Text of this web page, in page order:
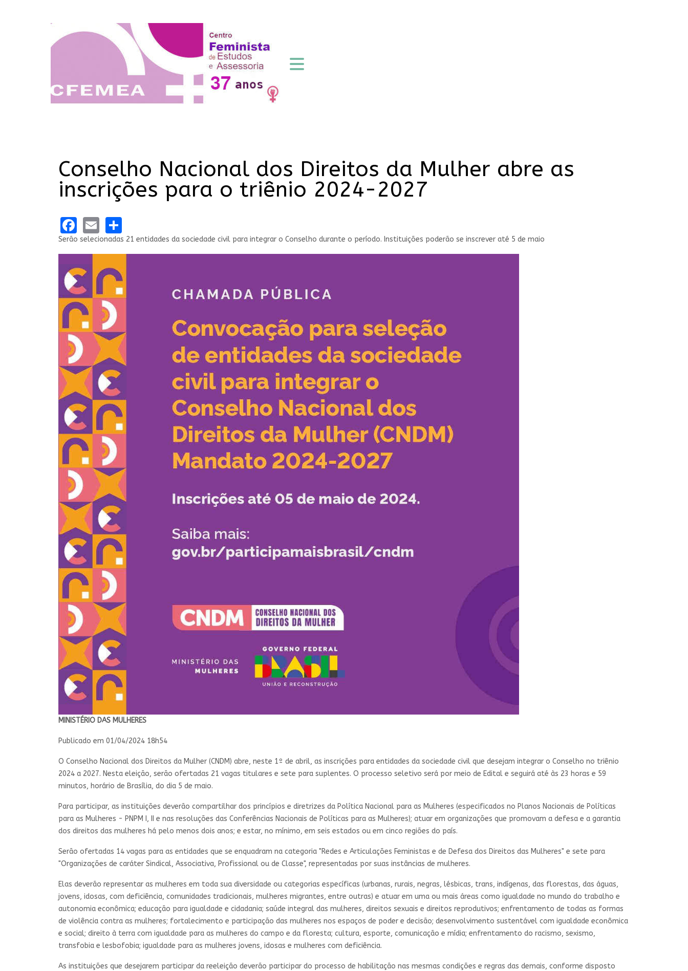
Conselho Nacional dos Direitos da Mulher abre as
inscrições para o triênio 2024-2027
Facebook
Email
Serão selecionadas 21 entidades da sociedade civil para integrar o Conselho durante o período. Instituições poderão se inscrever até 5 de maio
MINISTÉRIO DAS MULHERES
Publicado em 01/04/2024 18h54
O Conselho Nacional dos Direitos da Mulher (CNDM) abre, neste 1º de abril, as inscrições para entidades da sociedade civil que desejam integrar o Conselho no triênio
2024 a 2027. Nesta eleição, serão ofertadas 21 vagas titulares e sete para suplentes. O processo seletivo será por meio de Edital e seguirá até às 23 horas e 59
minutos, horário de Brasília, do dia 5 de maio.
Para participar, as instituições deverão compartilhar dos princípios e diretrizes da Política Nacional para as Mulheres (especificados no Planos Nacionais de Políticas
para as Mulheres - PNPM I, II e nas resoluções das Conferências Nacionais de Políticas para as Mulheres); atuar em organizações que promovam a defesa e a garantia
dos direitos das mulheres há pelo menos dois anos; e estar, no mínimo, em seis estados ou em cinco regiões do país.
Serão ofertadas 14 vagas para as entidades que se enquadram na categoria "Redes e Articulações Feministas e de Defesa dos Direitos das Mulheres" e sete para
"Organizações de caráter Sindical, Associativa, Profissional ou de Classe", representadas por suas instâncias de mulheres.
Elas deverão representar as mulheres em toda sua diversidade ou categorias específicas (urbanas, rurais, negras, lésbicas, trans, indígenas, das florestas, das águas,
jovens, idosas, com deficiência, comunidades tradicionais, mulheres migrantes, entre outras) e atuar em uma ou mais áreas como igualdade no mundo do trabalho e
autonomia econômica; educação para igualdade e cidadania; saúde integral das mulheres, direitos sexuais e direitos reprodutivos; enfrentamento de todas as formas
de violência contra as mulheres; fortalecimento e participação das mulheres nos espaços de poder e decisão; desenvolvimento sustentável com igualdade econômica
e social; direito à terra com igualdade para as mulheres do campo e da floresta; cultura, esporte, comunicação e mídia; enfrentamento do racismo, sexismo,
transfobia e lesbofobia; igualdade para as mulheres jovens, idosas e mulheres com deficiência.
As instituições que desejarem participar da reeleição deverão participar do processo de habilitação nas mesmas condições e regras das demais, conforme disposto